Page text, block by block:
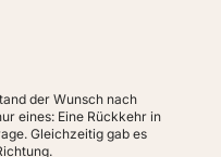
der Wunsch nach
eines: Eine Rückkehr in
Gleichzeitig gab es